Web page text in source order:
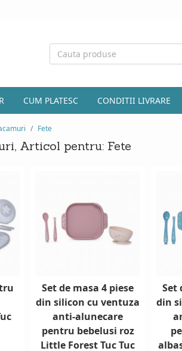
CUM PLATESC CONDITII LIVRARE
Fete
Articol pentru: Fete
Set de masa 4 piese
din silicon cu ventuza
anti-alunecare
pentru bebelusi roz
Little Forest Tuc Tuc
Set
din